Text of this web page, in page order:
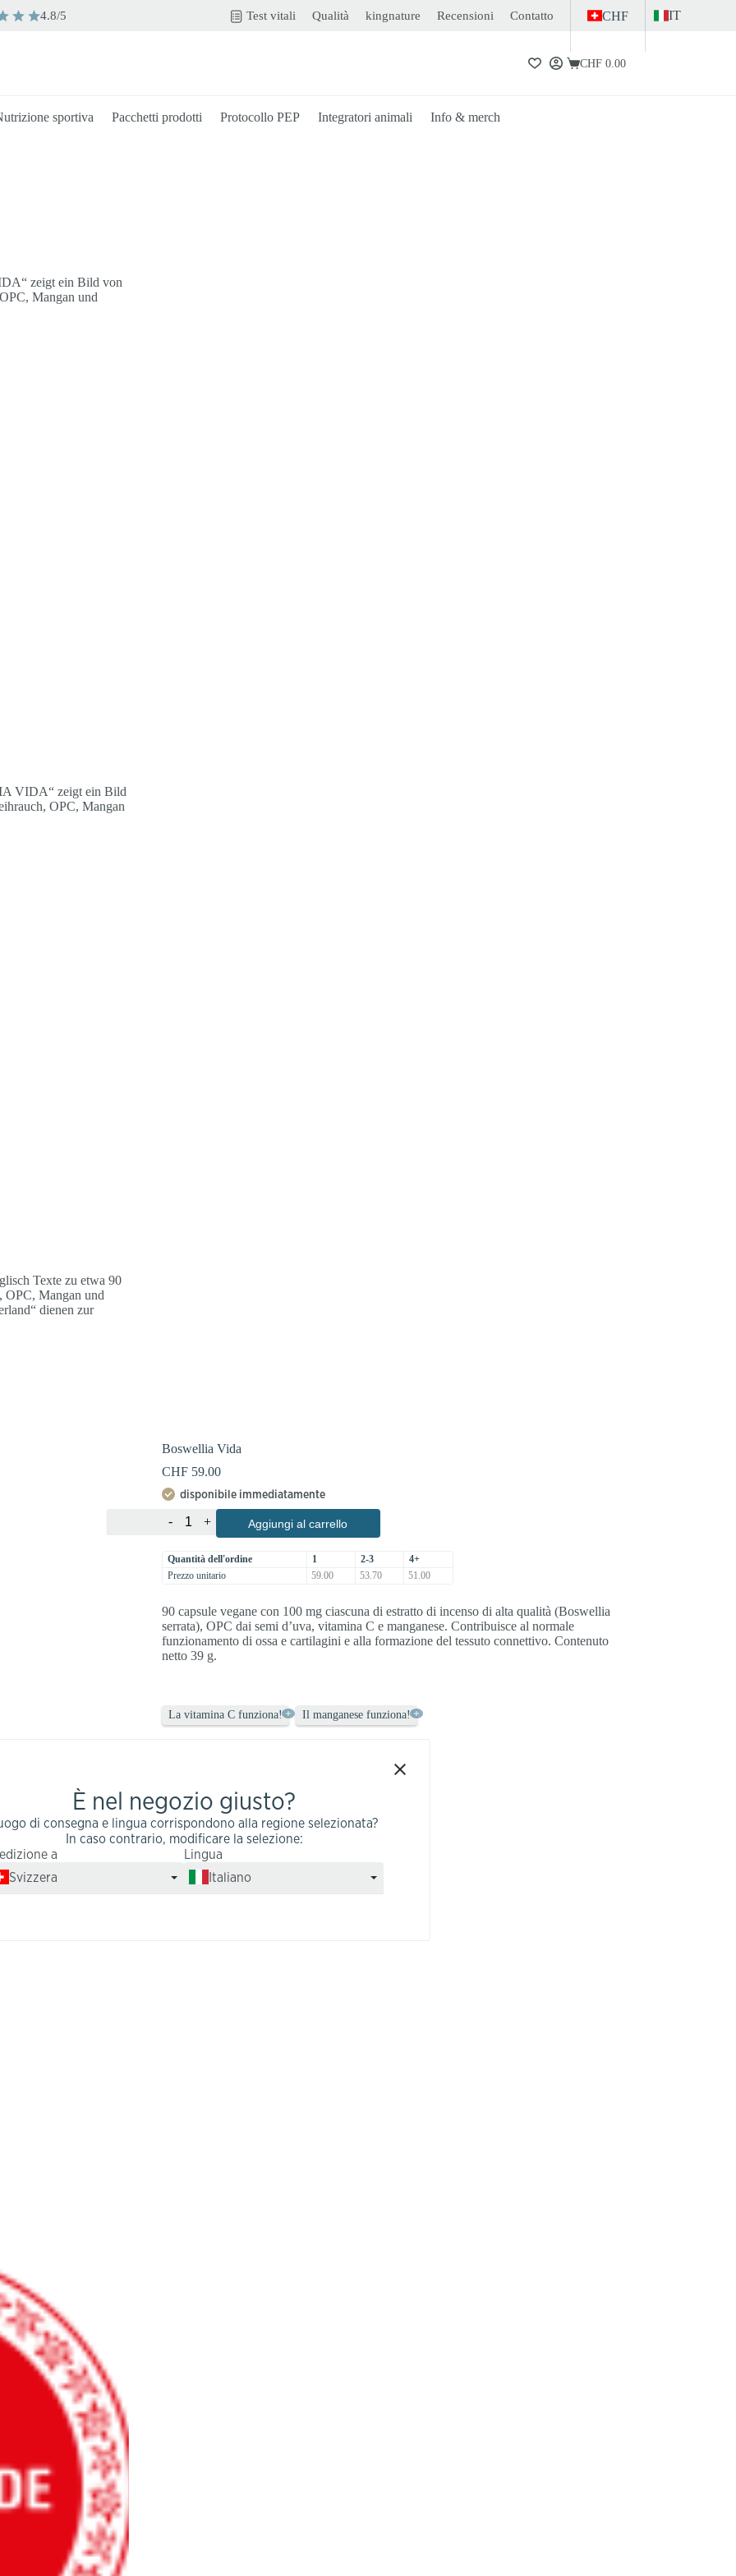
4.8/5 Test vitali Qualità kingnature Recensioni Contatto CHF IT
Carrello
CHF0.00
sportiva Pacchetti prodotti Protocollo PEP Integratori animali Info & merch
Boswellia Vida
CHF 59.00
disponibile immediatamente
+
- Aggiungi al carrello
Quantità dell'ordine 1 2-3
4+
Prezzo unitario
59.00 53.70 51.00
90 capsule vegane con 100 mg ciascuna di estratto di incenso di alta qualità (Boswellia
serrata), OPC dai semi d’uva, vitamina C e manganese. Contribuisce al normale
funzionamento di ossa e cartilagini e alla formazione del tessuto connettivo. Contenuto
netto 39 g.
La vitamina C funziona! Il manganese funziona!
È nel negozio giusto?
di consegna e lingua corrispondono alla regione selezionata?
In caso contrario, modificare la selezione:
a
Svizzera
Lingua
Italiano